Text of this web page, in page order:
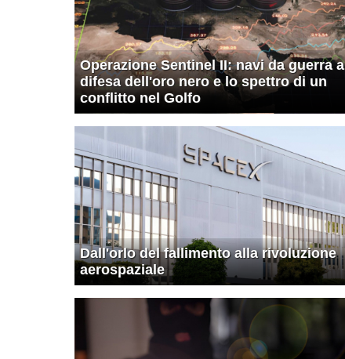
Operazione Sentinel II: navi da guerra a
difesa dell'oro nero e lo spettro di un
conflitto nel Golfo
Dall'orlo del fallimento alla rivoluzione
aerospaziale